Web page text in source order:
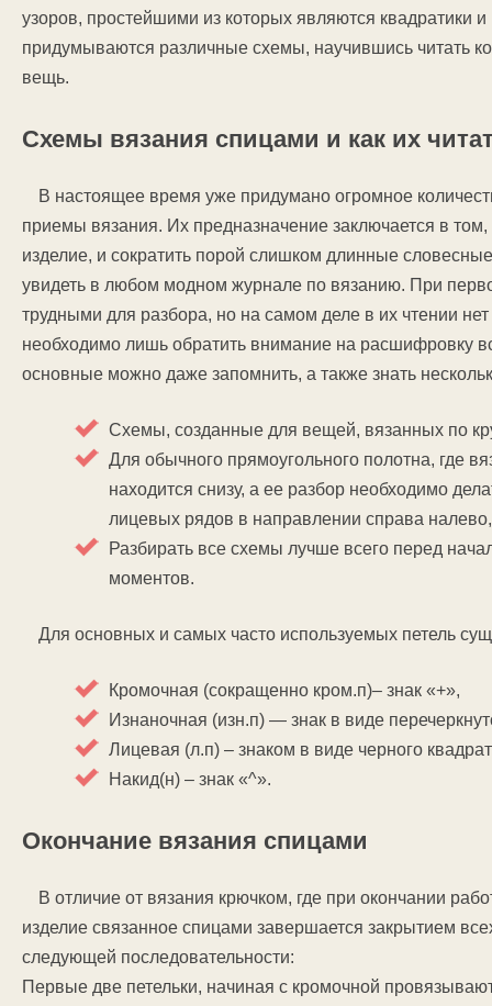
узоров, простейшими из которых являются квадратики
придумываются различные схемы, научившись читать
вещь.
Схемы вязания спицами и как их
В настоящее время уже придумано огромное
приемы вязания. Их предназначение заключается в
изделие, и сократить порой слишком длинные
увидеть в любом модном журнале по вязанию. При
трудными для разбора, но на самом деле в их чтении
необходимо лишь обратить внимание на расшифровку
основные можно даже запомнить, а также знать
Схемы, созданные для вещей, вязанных по
Для обычного прямоугольного полотна, где
находится снизу, а ее разбор необходимо
лицевых рядов в направлении справа
Разбирать все схемы лучше всего перед
моментов.
Для основных и самых часто используемых петель
Кромочная (сокращенно кром.п)– знак «+»,
Изнаночная (изн.п) — знак в виде
Лицевая (л.п) – знаком в виде черного
Накид(н) – знак «^».
Окончание вязания спицами
В отличие от вязания крючком, где при окончании
изделие связанное спицами завершается закрытием
следующей последовательности:
Первые две петельки, начиная с кромочной